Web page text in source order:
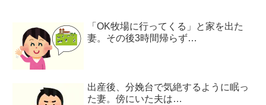
「OK牧場に行ってくる」と家を出た
妻。その後3時間帰らず…
出産後、分娩台で気絶するように眠っ
た妻。傍にいた夫は…